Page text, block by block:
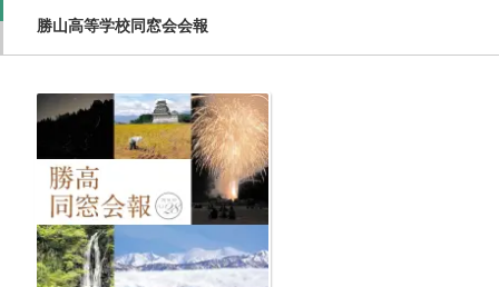
勝山高等学校同窓会会報